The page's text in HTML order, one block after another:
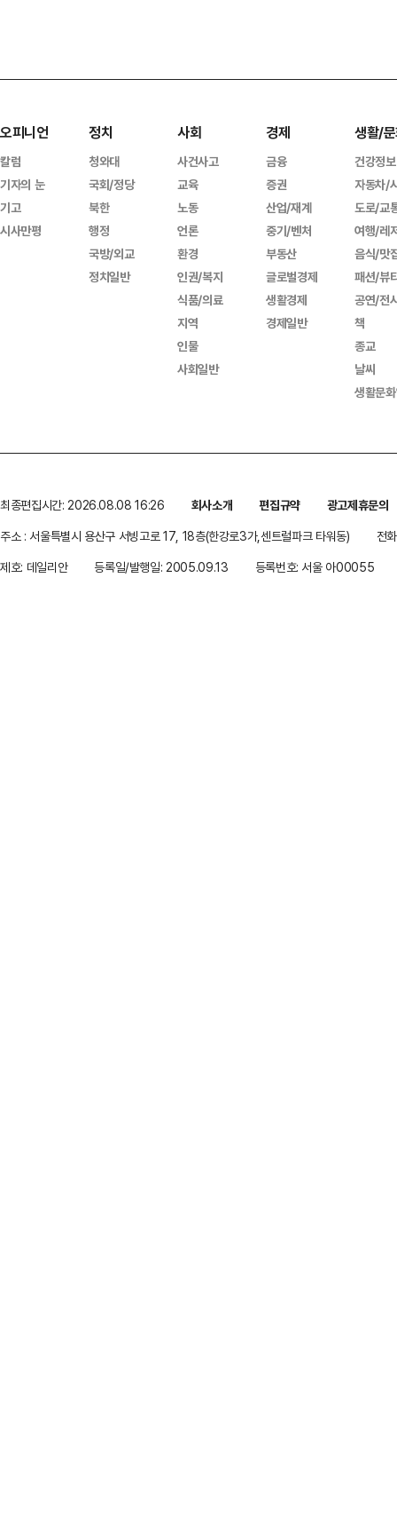
오피니언
칼럼
기자의 눈
기고
시사만평
정치
청와대
국회/정당
북한
행정
국방/외교
정치일반
사회
사건사고
교육
노동
언론
환경
인권/복지
식품/의료
지역
인물
사회일반
경제
금융
증권
산업/재계
중기/벤처
부동산
글로벌경제
생활경제
경제일반
생활/
건강정보
자동차/
도로/교
여행/레
음식/맛
패션/뷰
공연/전
책
종교
날씨
생활문
최종편집시간: 2026.08.08 16:26 회사소개 편집규약
광고제휴문의
주소 : 서울특별시 용산구 서빙고로 17, 18층(한강로3가,센트럴파크 타워동)
전
제호: 데일리안
등록일/발행일: 2005.09.13 등록번호: 서울 아00055